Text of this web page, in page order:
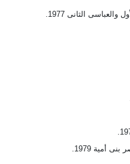
الثانى 1977.
أمية 1979.